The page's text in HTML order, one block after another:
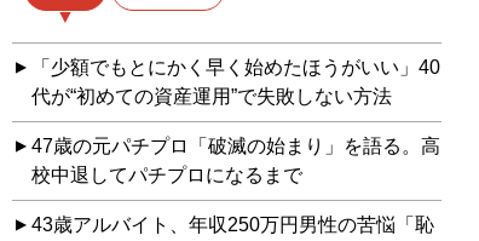
「少額でもとにかく早く始めたほうがいい」40
代が“初めての資産運用”で失敗しない方法
47歳の元パチプロ「破滅の始まり」を語る。高
校中退してパチプロになるまで
43歳アルバイト、年収250万円男性の苦悩「恥